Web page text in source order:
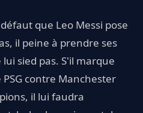
que Leo Messi pose
il peine à prendre ses
sied pas. S'il marque
contre Manchester
il lui faudra